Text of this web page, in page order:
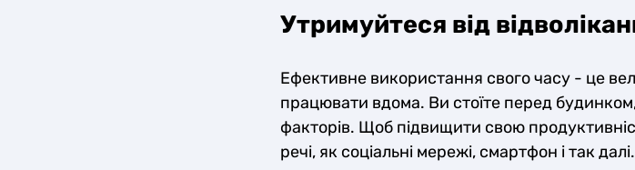
Утримуйтеся від
Ефективне використання свого часу - це
працювати вдома. Ви стоїте перед
факторів. Щоб підвищити свою
речі, як соціальні мережі, смартфон і так далі.